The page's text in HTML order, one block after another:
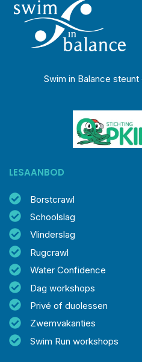
Swim in Balance
LESAANBOD
Borstcrawl
Schoolslag
Vlinderslag
Rugcrawl
Water Confidence
Dag workshops
Privé of duolessen
Zwemvakanties
Swim Run workshops